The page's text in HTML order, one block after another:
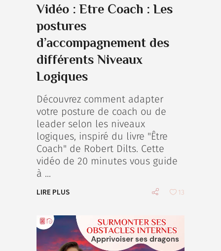
Vidéo : Etre Coach : Les
postures
d’accompagnement des
différents Niveaux
Logiques
Découvrez comment adapter
votre posture de coach ou de
leader selon les niveaux
logiques, inspiré du livre "Être
Coach" de Robert Dilts. Cette
vidéo de 20 minutes vous guide
à
LIRE PLUS 13